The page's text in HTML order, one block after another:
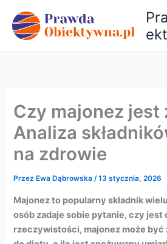
treści
Czy majonez jest
Analiza
na zdrowie
Przez Ewa Dąbrowska/13 stycznia, 2026
Majonez to popularny składnik
osób zadaje sobie pytanie, czy jest
rzeczywistości, majonez może